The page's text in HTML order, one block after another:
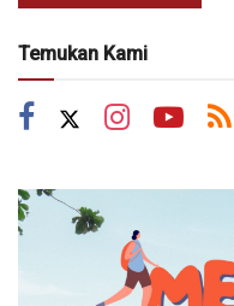
Temukan Kami